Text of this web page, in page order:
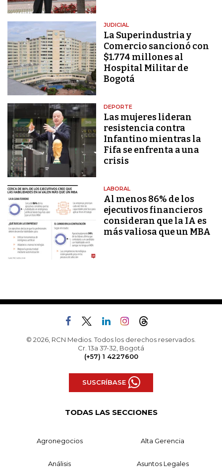
JUDICIAL
La Superindustria y
Comercio sancionó con
$1.774 millones al
Hospital Militar de
Bogotá
DEPORTE
Las mujeres lideran
resistencia contra
Infantino mientras la
Fifa se enfrenta a una
crisis
LABORAL
Al menos 86% de los
ejecutivos financieros
consideran que la IA es
más valiosa que un MBA
© 2026, RCN Medios. Todos los derechos reservados.
Cr. 13a 37-32, Bogotá
(+57) 1 4227600
SUSCRÍBASE
TODAS LAS SECCIONES
Agronegocios Alta Gerencia
Análisis Asuntos Legales